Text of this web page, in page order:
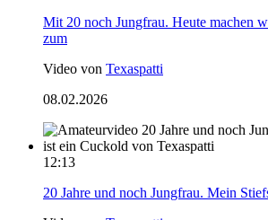
Mit 20 noch Jungfrau. Heute machen
zum
Video von Texaspatti
08.02.2026
12:13
20 Jahre und noch Jungfrau. Mein